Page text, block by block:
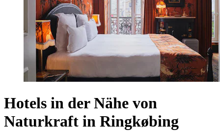
Hotels in der Nähe von
Naturkraft in Ringkøbing